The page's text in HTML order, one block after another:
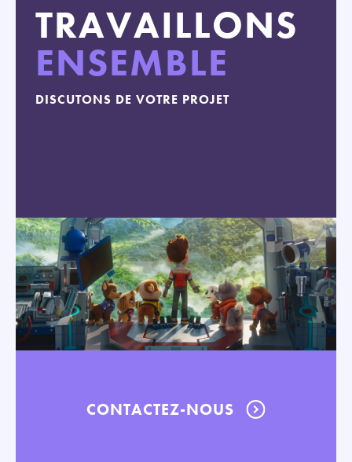
TRAVAILLONS
ENSEMBLE
DISCUTONS DE VOTRE PROJET
CONTACTEZ-NOUS